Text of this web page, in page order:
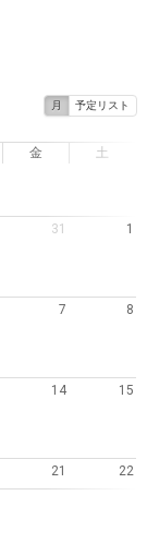
月 予定リスト
金 土
31 1
7 8
14 15
21 22